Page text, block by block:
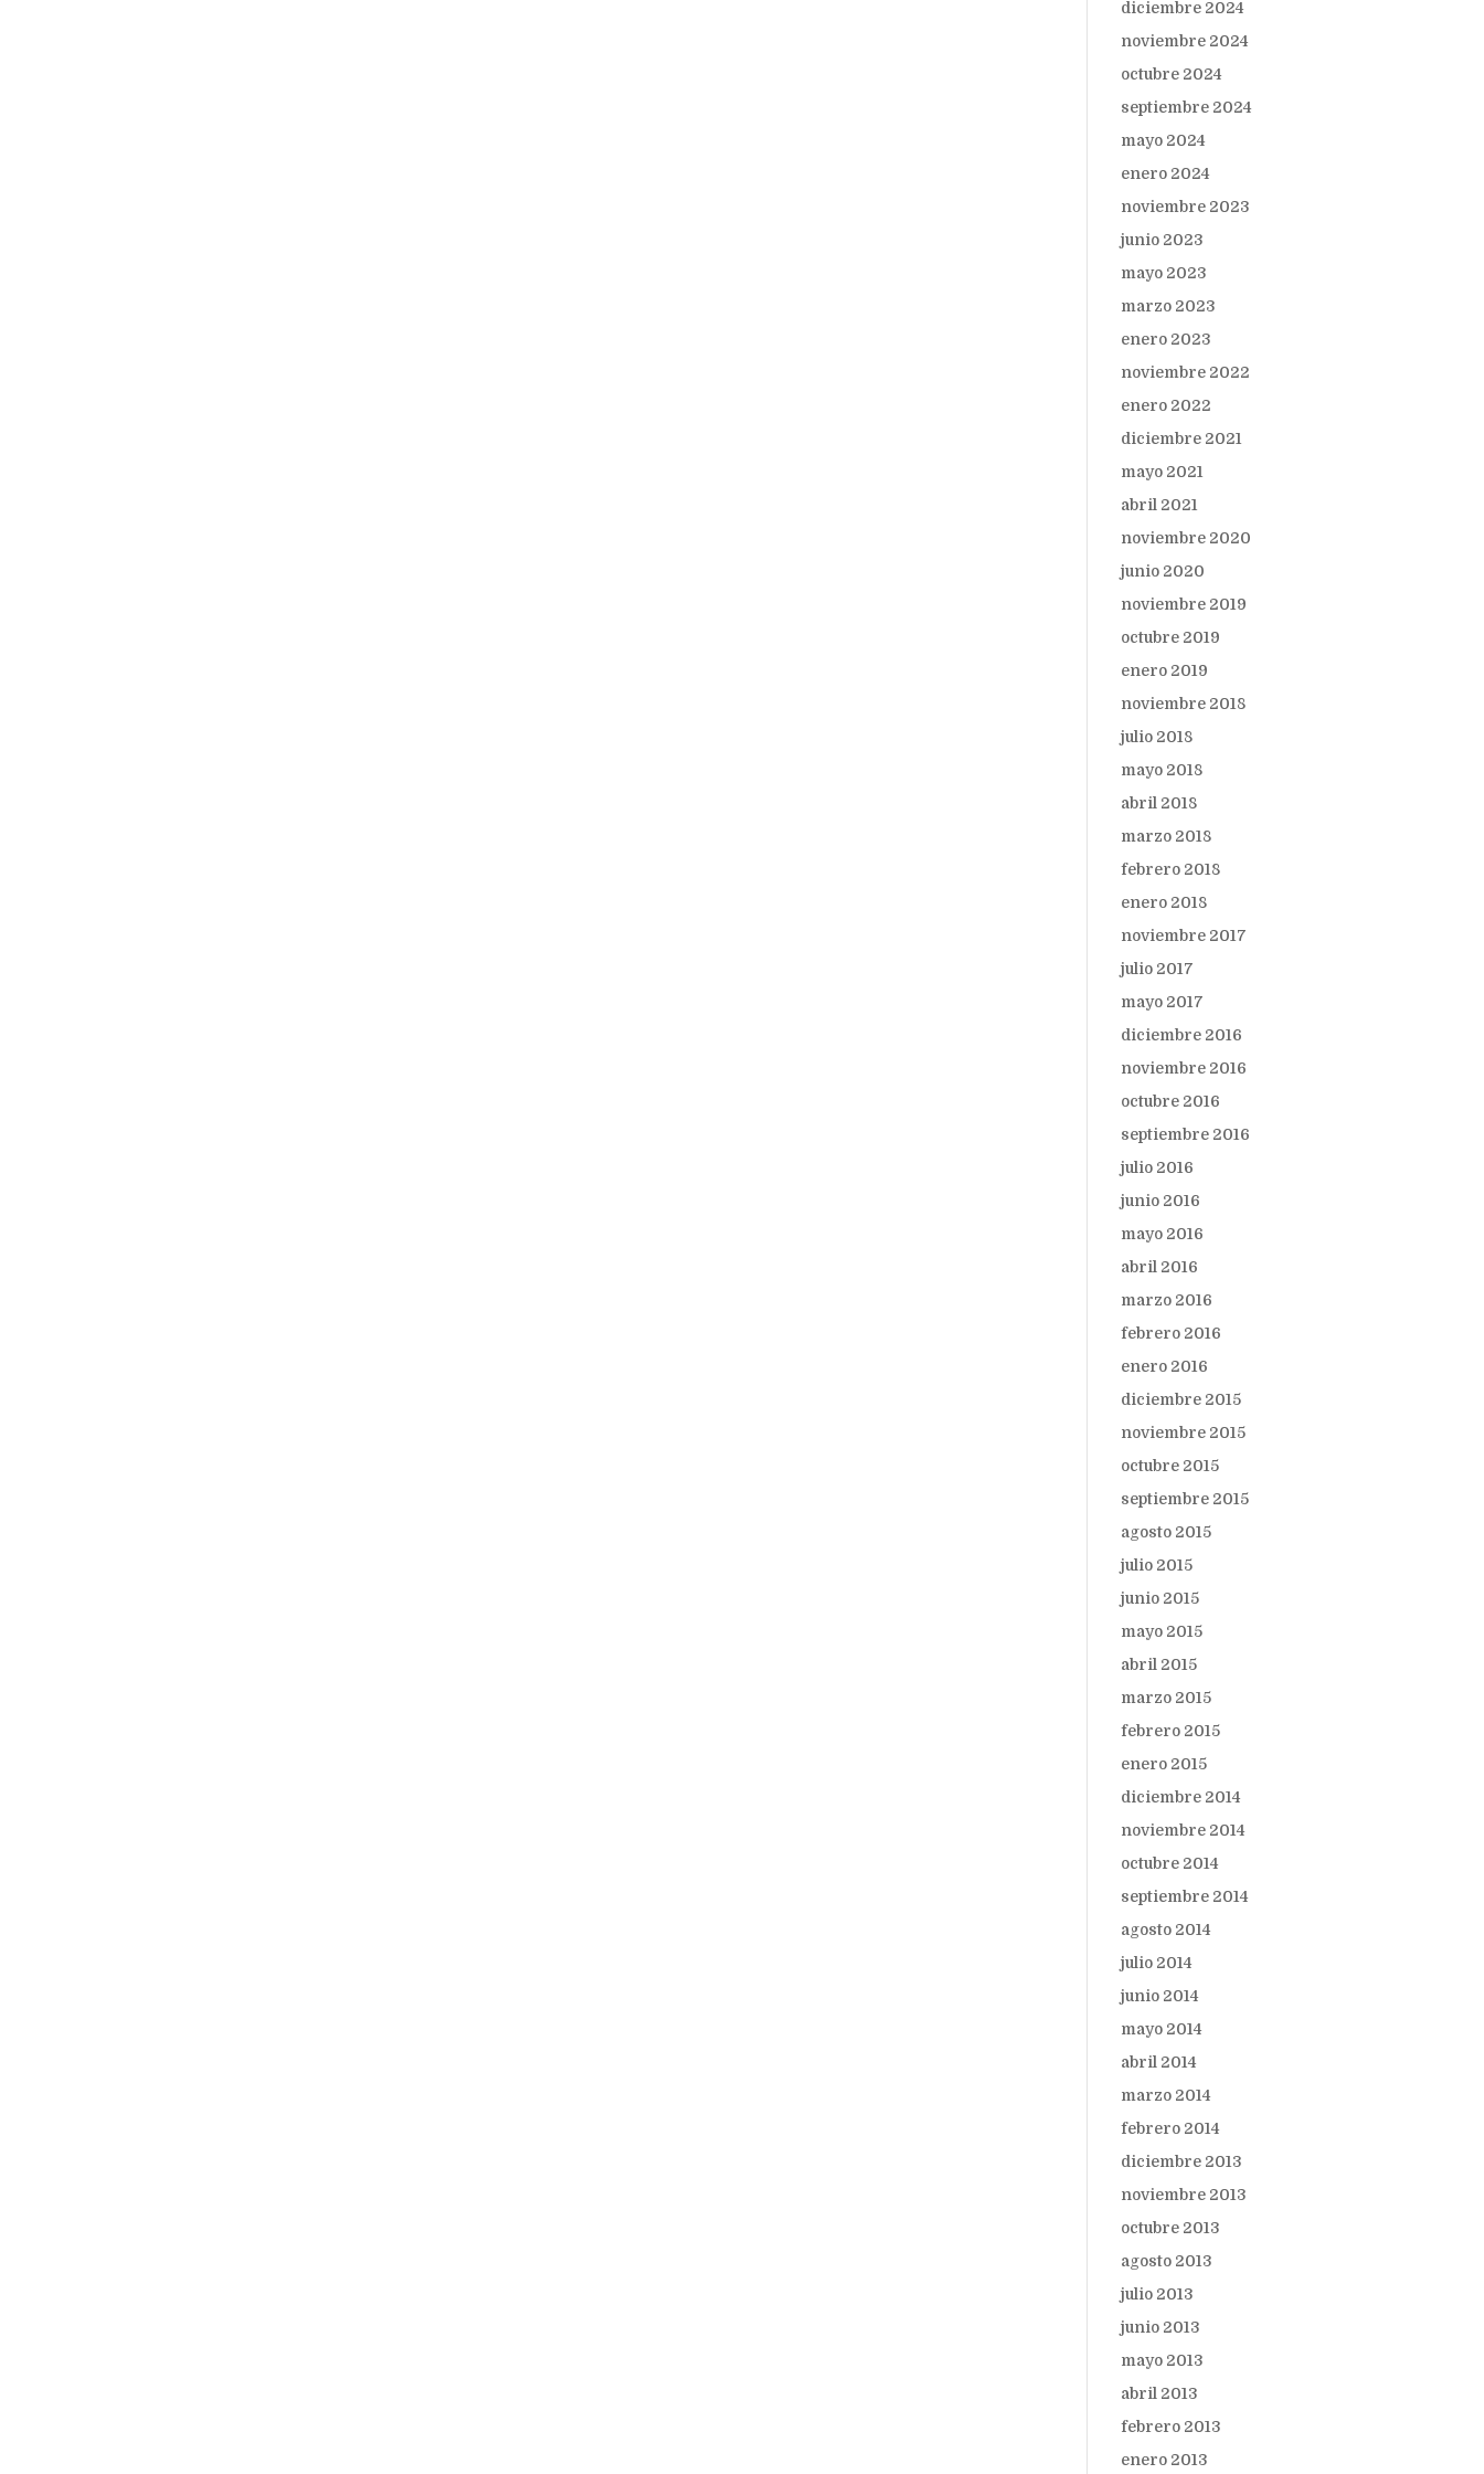
diciembre 2024
noviembre 2024
octubre 2024
septiembre 2024
mayo 2024
enero 2024
noviembre 2023
junio 2023
mayo 2023
marzo 2023
enero 2023
noviembre 2022
enero 2022
diciembre 2021
mayo 2021
abril 2021
noviembre 2020
junio 2020
noviembre 2019
octubre 2019
enero 2019
noviembre 2018
julio 2018
mayo 2018
abril 2018
marzo 2018
febrero 2018
enero 2018
noviembre 2017
julio 2017
mayo 2017
diciembre 2016
noviembre 2016
octubre 2016
septiembre 2016
julio 2016
junio 2016
mayo 2016
abril 2016
marzo 2016
febrero 2016
enero 2016
diciembre 2015
noviembre 2015
octubre 2015
septiembre 2015
agosto 2015
julio 2015
junio 2015
mayo 2015
abril 2015
marzo 2015
febrero 2015
enero 2015
diciembre 2014
noviembre 2014
octubre 2014
septiembre 2014
agosto 2014
julio 2014
junio 2014
mayo 2014
abril 2014
marzo 2014
febrero 2014
diciembre 2013
noviembre 2013
octubre 2013
agosto 2013
julio 2013
junio 2013
mayo 2013
abril 2013
febrero 2013
enero 2013